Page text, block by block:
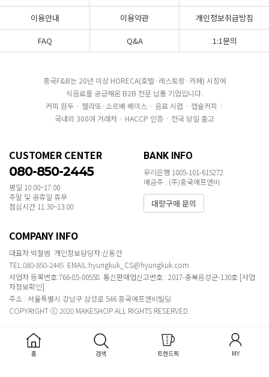
이용안내 이용약관
개인정보취급방침
FAQ
Q&A 1:1문의
흥국F&B는 20년 이상 HORECA(호텔·레스토랑·카페) 시장에
식음료를 공급해온 B2B 전문 납품 기업입니다.
커피 원두 · 젤라또·소르베 베이스 · 음료 시럽 · 캡슐커피 ·
국내외 300여 거래처 · HACCP 인증 · 전국 당일 출고
CUSTOMER CENTER
080-850-2445
평일 10:00~17:00
주말 및 공휴일 휴무
점심시간 11:30~13:00
BANK INFO
우리은행 1005-101-615272
예금주 : (주)흥국에프엔비
대량구매 문의
COMPANY INFO
대표자:박철범 개인정보담당자:신동건
TEL:080-850-2445 EMAIL:hyungkuk_CS@hyungkuk.com
사업자 등록번호:766-85-00558 통신판매업신고번호 : 2017-충북음성군-130호 [사업
자정보확인]
주소 : 서울특별시 강남구 삼성로 546 흥국에프엔비빌딩
COPYRIGHT ⓒ 2020 MAKESHOP ALL RIGHTS RESERVED.
홈 검색 트렌드픽 MY